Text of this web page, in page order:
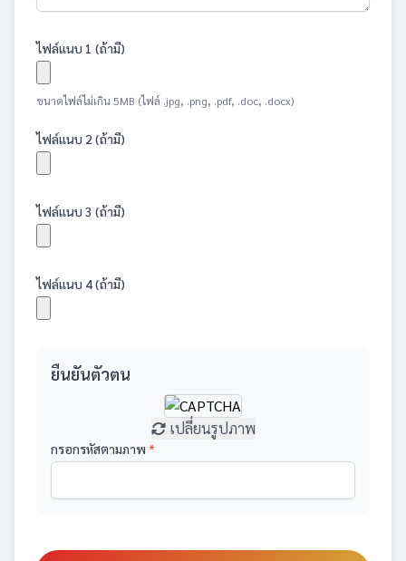
ไฟล์แนบ 1 (ถ้ามี)
ขนาดไฟล์ไม่เกิน 5MB (ไฟล์ .jpg, .png, .pdf, .doc, .docx)
ไฟล์แนบ 2 (ถ้ามี)
ไฟล์แนบ 3 (ถ้ามี)
ไฟล์แนบ 4 (ถ้ามี)
ยืนยันตัวตน
เปลี่ยนรูปภาพ
กรอกรหัสตามภาพ *